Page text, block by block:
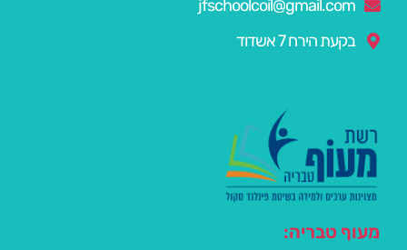
jfschoolcoil@gmail.com
בקעת הירח 7 אשדוד
מעוף טבריה: